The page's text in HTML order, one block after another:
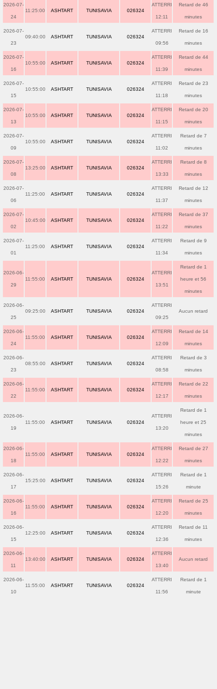
2026-07-
24
11:25:00 ASHTART TUNISAVIA 026324
ATTERRI
12:11
Retard de 46
minutes
2026-07-
23
09:40:00 ASHTART TUNISAVIA 026324
ATTERRI
09:56
Retard de 16
minutes
2026-07-
16
10:55:00 ASHTART TUNISAVIA 026324
ATTERRI
11:39
Retard de 44
minutes
2026-07-
15
10:55:00 ASHTART TUNISAVIA 026324
ATTERRI
11:18
Retard de 23
minutes
2026-07-
13
10:55:00 ASHTART TUNISAVIA 026324
ATTERRI
11:15
Retard de 20
minutes
2026-07-
09
10:55:00 ASHTART TUNISAVIA 026324
ATTERRI
11:02
Retard de 7
minutes
2026-07-
08
13:25:00 ASHTART TUNISAVIA 026324
ATTERRI
13:33
Retard de 8
minutes
2026-07-
06
11:25:00 ASHTART TUNISAVIA 026324
ATTERRI
11:37
Retard de 12
minutes
2026-07-
02
10:45:00 ASHTART TUNISAVIA 026324
ATTERRI
11:22
Retard de 37
minutes
2026-07-
01
11:25:00 ASHTART TUNISAVIA 026324
ATTERRI
11:34
Retard de 9
minutes
2026-06-
29
11:55:00 ASHTART TUNISAVIA 026324
ATTERRI
13:51
Retard de 1
heure et 56
minutes
2026-06-
25
09:25:00 ASHTART TUNISAVIA 026324
ATTERRI
09:25
Aucun retard
2026-06-
24
11:55:00 ASHTART TUNISAVIA 026324
ATTERRI
12:09
Retard de 14
minutes
2026-06-
23
08:55:00 ASHTART TUNISAVIA 026324
ATTERRI
08:58
Retard de 3
minutes
2026-06-
22
11:55:00 ASHTART TUNISAVIA 026324
ATTERRI
12:17
Retard de 22
minutes
2026-06-
19
11:55:00 ASHTART TUNISAVIA 026324
ATTERRI
13:20
Retard de 1
heure et 25
minutes
2026-06-
18
11:55:00 ASHTART TUNISAVIA 026324
ATTERRI
12:22
Retard de 27
minutes
2026-06-
17
15:25:00 ASHTART TUNISAVIA 026324
ATTERRI
15:26
Retard de 1
minute
2026-06-
16
11:55:00 ASHTART TUNISAVIA 026324
ATTERRI
12:20
Retard de 25
minutes
2026-06-
15
12:25:00 ASHTART TUNISAVIA 026324
ATTERRI
12:36
Retard de 11
minutes
2026-06-
11
13:40:00 ASHTART TUNISAVIA 026324
ATTERRI
13:40
Aucun retard
2026-06-
10
11:55:00 ASHTART TUNISAVIA 026324
ATTERRI
11:56
Retard de 1
minute